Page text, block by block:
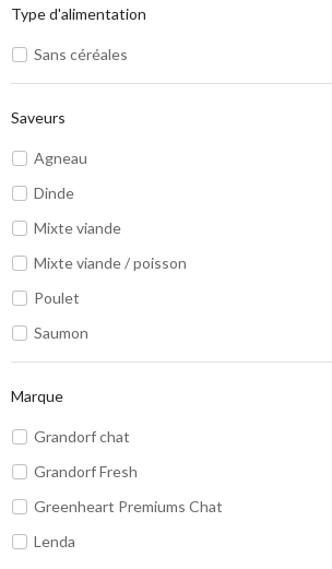
Type d'alimentation
Sans céréales
Saveurs
Agneau
Dinde
Mixte viande
Mixte viande / poisson
Poulet
Saumon
Marque
Grandorf chat
Grandorf Fresh
Greenheart Premiums Chat
Lenda